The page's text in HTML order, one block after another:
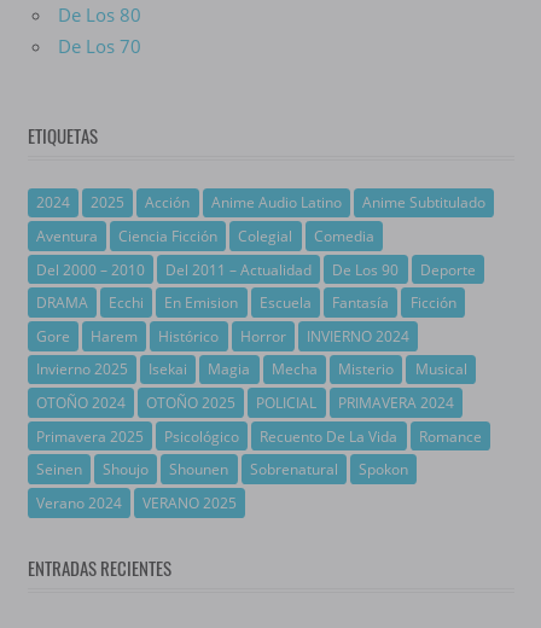
De Los 80
De Los 70
ETIQUETAS
2024 2025 Acción Anime Audio Latino
Anime Subtitulado
Aventura
Ciencia Ficción Colegial
Comedia
Del 2000 – 2010
Del 2011 – Actualidad De Los 90
Deporte
DRAMA
Ecchi En Emision Escuela Fantasía
Ficción
Gore
Harem Histórico Horror
INVIERNO 2024
Invierno 2025
Isekai Magia Mecha Misterio
Musical
OTOÑO 2024
OTOÑO 2025 POLICIAL
PRIMAVERA 2024
Primavera 2025
Psicológico Recuento De La Vida
Romance
Seinen
Shoujo Shounen Sobrenatural
Spokon
Verano 2024
VERANO 2025
ENTRADAS RECIENTES